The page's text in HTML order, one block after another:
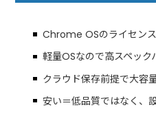
Chrome OSのライセン
軽量OSなので高スペッ
クラウド保存前提で大容
安い＝低品質ではなく、